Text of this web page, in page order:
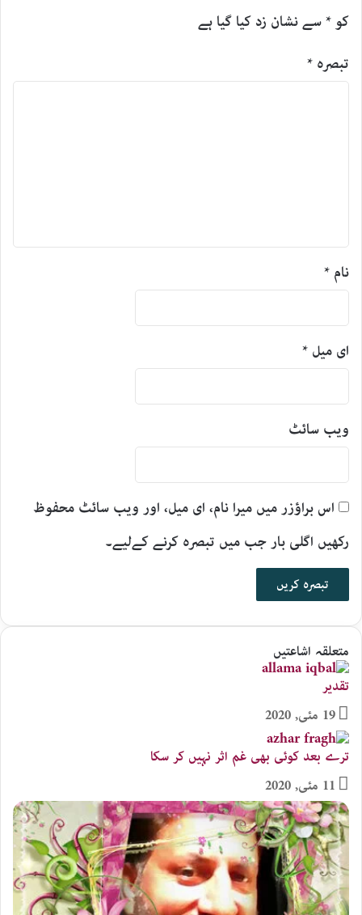
کو *سے نشان زد کیا گیا ہے
تبصرہ *
نام *
ای میل *
ویب‌ سائٹ
اس براؤزر میں میرا نام، ای میل، اور ویب سائٹ محفوظ
رکھیں اگلی بار جب میں تبصرہ کرنے کےلیے۔
متعلقہ اشاعتیں
تقدیر
19 مئی, 2020
ترے بعد کوئی بھی غم اثر نہیں کر سکا
11 مئی, 2020